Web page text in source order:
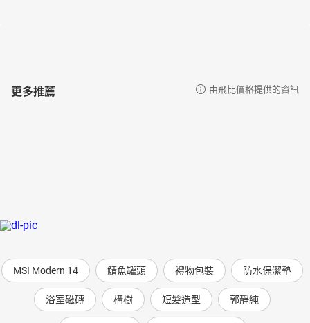
更多推薦 由飛比價格提供的資訊
MSI Modern 14 鯖魚罐頭 禮物包裝 防水保潔墊
浴室磁磚 構樹 短髮造型 郭靜純